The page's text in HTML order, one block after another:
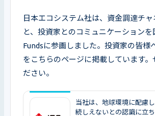
日本エコシステム社は、資金調達チ
と、投資家とのコミュニケーションを
Fundsに参画しました。投資家の皆様へのメッセージ
をこちらのページに掲載しています。
ださい。
当社は、地球環境に配慮
続しえないとの認識に立